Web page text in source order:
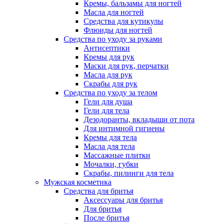
Кремы, бальзамы для ногтей
Масла для ногтей
Средства для кутикулы
Флюиды для ногтей
Средства по уходу за руками
Антисептики
Кремы для рук
Маски для рук, перчатки
Масла для рук
Скрабы для рук
Средства по уходу за телом
Гели для душа
Гели для тела
Дезодоранты, вкладыши от пота
Для интимной гигиены
Кремы для тела
Масла для тела
Массажные плитки
Мочалки, губки
Скрабы, пилинги для тела
Мужская косметика
Средства для бритья
Аксессуары для бритья
Для бритья
После бритья